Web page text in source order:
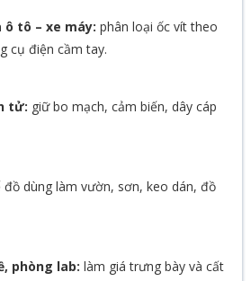
tô – xe máy: phân loại ốc vít theo
cụ điện cầm tay.
tử: giữ bo mạch, cảm biến, dây cáp
đồ dùng làm vườn, sơn, keo dán, đồ
phòng lab: làm giá trưng bày và cất